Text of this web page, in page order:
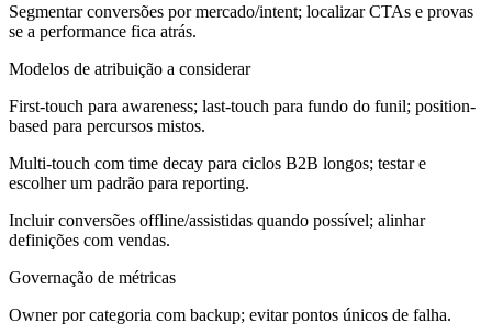
Segmentar conversões por mercado/intent; localizar CTAs e provas
se a performance fica atrás.
Modelos de atribuição a considerar
First-touch para awareness; last-touch para fundo do funil; position-
based para percursos mistos.
Multi-touch com time decay para ciclos B2B longos; testar e
escolher um padrão para reporting.
Incluir conversões offline/assistidas quando possível; alinhar
definições com vendas.
Governação de métricas
Owner por categoria com backup; evitar pontos únicos de falha.